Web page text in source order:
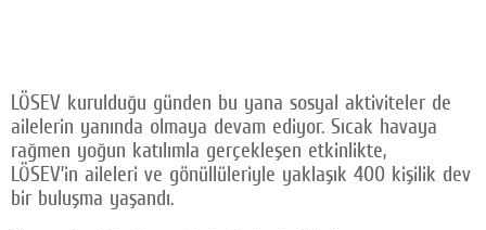
LÖSEV kurulduğu günden bu yana sosyal aktiviteler de
ailelerin yanında olmaya devam ediyor. Sıcak havaya
rağmen yoğun katılımla gerçekleşen etkinlikte,
LÖSEV’in aileleri ve gönüllüleriyle yaklaşık 400 kişilik dev
bir buluşma yaşandı.